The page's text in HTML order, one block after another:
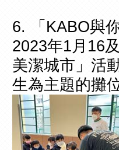
6. 「KABO與
2023年1月16
美潔城市」活
生為主題的攤